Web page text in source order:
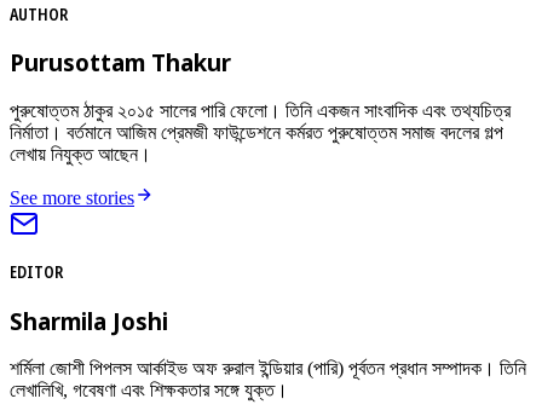
AUTHOR
Purusottam Thakur
পুরুষোত্তম ঠাকুর ২০১৫ সালের পারি ফেলো। তিনি একজন সাংবাদিক এবং তথ্যচিত্র
নির্মাতা। বর্তমানে আজিম প্রেমজী ফাউন্ডেশনে কর্মরত পুরুষোত্তম সমাজ বদলের গল্প
লেখায় নিযুক্ত আছেন।
See more stories
EDITOR
Sharmila Joshi
শর্মিলা জোশী পিপলস আর্কাইভ অফ রুরাল ইন্ডিয়ার (পারি) পূর্বতন প্রধান সম্পাদক। তিনি
লেখালিখি, গবেষণা এবং শিক্ষকতার সঙ্গে যুক্ত।